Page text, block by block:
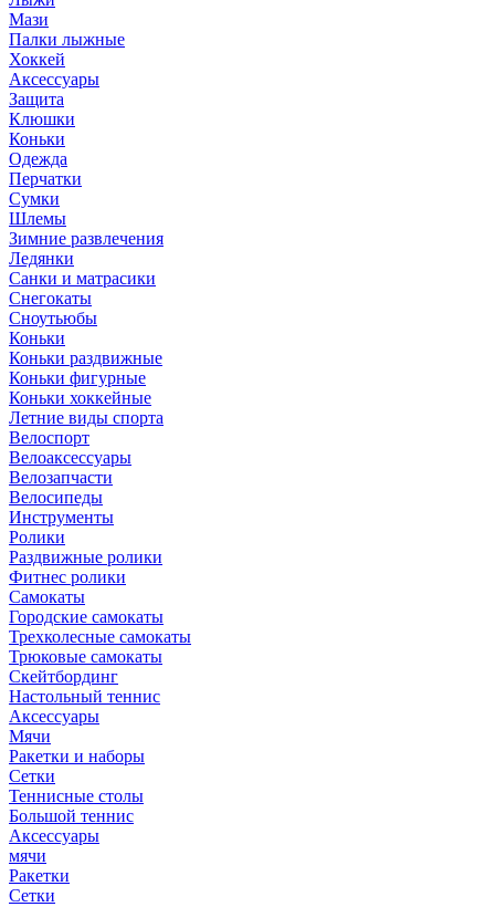
Мази
Палки лыжные
Хоккей
Аксессуары
Защита
Клюшки
Коньки
Одежда
Перчатки
Сумки
Шлемы
Зимние развлечения
Ледянки
Санки и матрасики
Снегокаты
Сноутьюбы
Коньки
Коньки раздвижные
Коньки фигурные
Коньки хоккейные
Летние виды спорта
Велоспорт
Велоаксессуары
Велозапчасти
Велосипеды
Инструменты
Ролики
Раздвижные ролики
Фитнес ролики
Самокаты
Городские самокаты
Трехколесные самокаты
Трюковые самокаты
Скейтбординг
Настольный теннис
Аксессуары
Мячи
Ракетки и наборы
Сетки
Теннисные столы
Большой теннис
Аксессуары
мячи
Ракетки
Сетки